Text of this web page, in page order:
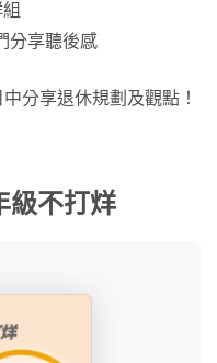
分享聽後感
分享退休規劃及觀點！
級不打烊